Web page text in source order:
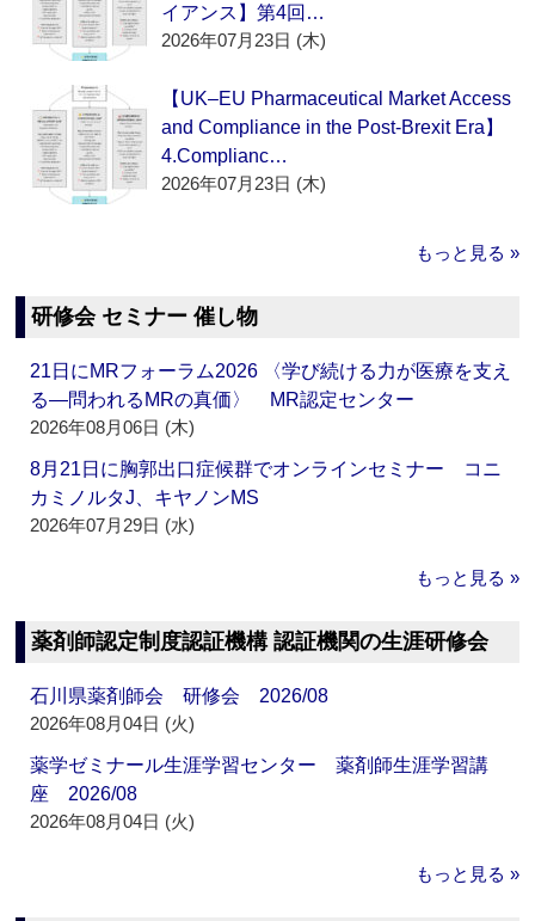
イアンス】第4回…
2026年07月23日 (木)
【UK–EU Pharmaceutical Market Access
and Compliance in the Post-Brexit Era】
4.Complianc…
2026年07月23日 (木)
もっと見る »
研修会 セミナー 催し物
21日にMRフォーラム2026 〈学び続ける力が医療を支え
る―問われるMRの真価〉 MR認定センター
2026年08月06日 (木)
8月21日に胸郭出口症候群でオンラインセミナー コニ
カミノルタJ、キヤノンMS
2026年07月29日 (水)
もっと見る »
薬剤師認定制度認証機構 認証機関の生涯研修会
石川県薬剤師会 研修会 2026/08
2026年08月04日 (火)
薬学ゼミナール生涯学習センター 薬剤師生涯学習講
座 2026/08
2026年08月04日 (火)
もっと見る »